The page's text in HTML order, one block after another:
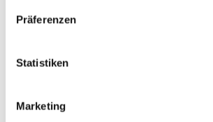
Präferenzen
Statistiken
Marketing